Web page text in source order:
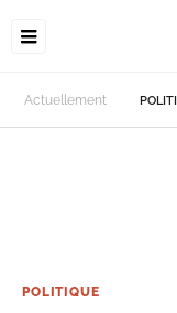
Actuellement
POLITIQUE